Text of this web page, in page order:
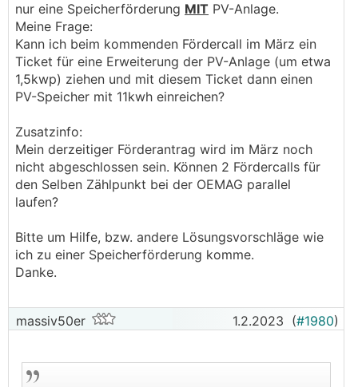
Die Seite ist echt bescheiden ? Ich bin
angemeldet -dann habe ich genau die
Möglichkeit mein PW zu ändern und unter home
Navigationsbereich meine Förderanträge und
Tickets einzusehen. Da sind nur die
Einspeisetarife zu sehen.
Investitionszuschuss klicke komme ich nur zu
den allgemeinen Infos - nicht zu meinem
persönlichen Bereich. Einsteigen kann ich nur bei
Marktpreis OSG - und da stehe ich dann wieder
wie oben beschrieben an.
Bin ich am Holzweg oder geht es nicht besser ??
───────────────
nur eine Speicherförderung MIT PV-Anlage.
Meine Frage:
Kann ich beim kommenden Fördercall im März ein
Ticket für eine Erweiterung der PV-Anlage (um etwa
1,5kwp) ziehen und mit diesem Ticket dann einen
PV-Speicher mit 11kwh einreichen?
Zusatzinfo:
Mein derzeitiger Förderantrag wird im März noch
nicht abgeschlossen sein. Können 2 Fördercalls für
den Selben Zählpunkt bei der OEMAG parallel
laufen?
Bitte um Hilfe, bzw. andere Lösungsvorschläge wie
ich zu einer Speicherförderung komme.
Danke.
massiv50er 1.2.2023 (#1980)